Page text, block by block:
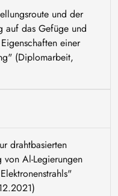
und der
auf das Gefüge und
einer
(Diplomarbeit,
drahtbasierten
Al-Legierungen